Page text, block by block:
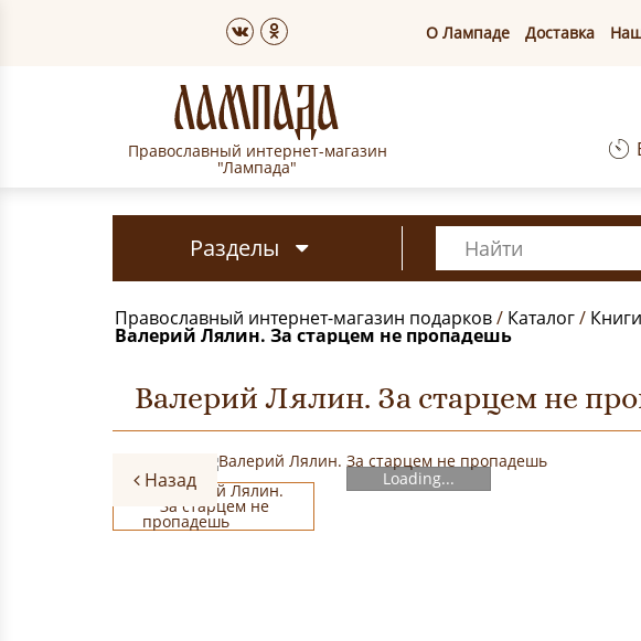
О Лампаде Доставка
Православный интернет-магазин
"Лампада"
Разделы
Православный интернет-магазин подарков/ Каталог/ Книги
Валерий Лялин. За старцем не пропадешь
Валерий Лялин. За старцем не
Loading...
Назад